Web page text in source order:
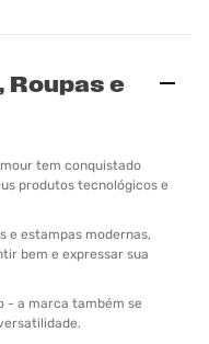
Roupas e
tem conquistado
produtos tecnológicos e
e estampas modernas,
bem e expressar sua
- a marca também se